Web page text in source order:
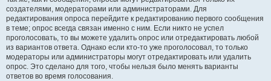
создателями, модераторами или администраторами. Для
редактирования опроса перейдите к редактированию первого сообщения
в теме; опрос всегда связан именно с ним. Если никто не успел
проголосовать, то вы можете удалить опрос или отредактировать любой
из вариантов ответа. Однако если кто-то уже проголосовал, то только
модераторы или администраторы могут отредактировать или удалить
опрос. Это сделано для того, чтобы нельзя было менять варианты
ответов во время голосования.